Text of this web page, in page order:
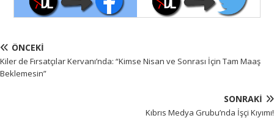
ÖNCEKI
Kiler de Fırsatçılar Kervanı’nda: “Kimse Nisan ve Sonrası İçin Tam Maaş
Beklemesin”
SONRAKI
Kıbrıs Medya Grubu’nda İşçi Kıyımı!